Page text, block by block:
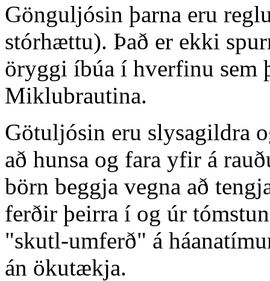
Gönguljósin þarna eru
stórhættu). Það er ekki
öryggi íbúa í hverfinu sem
Miklubrautina.
Götuljósin eru slysagildra
að hunsa og fara yfir á
börn beggja vegna að
ferðir þeirra í og úr
"skutl-umferð" á
án ökutækja.